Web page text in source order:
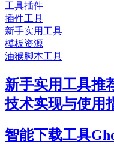
工具插件
插件工具
新手实用工具
模板资源
油猴脚本工具
新手实用工具推
技术实现与使用
智能下载工具